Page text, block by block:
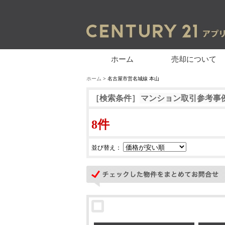
ホーム 売却について
ホーム > 名古屋市営名城線 本山
［検索条件］ マンション取引参考事
8件
並び替え：